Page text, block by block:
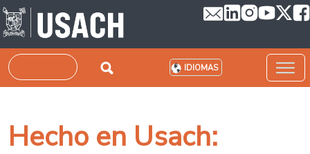
Pasar al contenido principal
Buscar IDIOMAS
Hecho en Usach: